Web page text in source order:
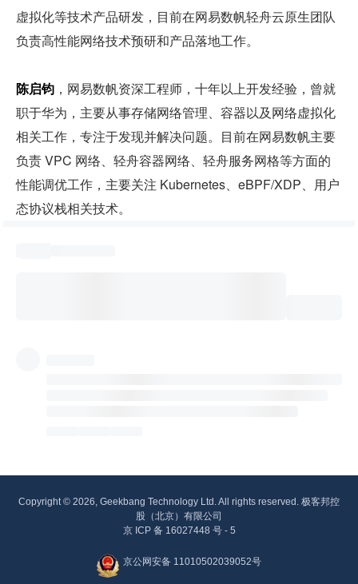
虚拟化等技术产品研发，目前在网易数帆轻舟云原生团队
负责高性能网络技术预研和产品落地工作。
陈启钧 ，网易数帆资深工程师，十年以上开发经验，曾就
职于华为，主要从事存储网络管理、容器以及网络虚拟化
相关工作，专注于发现并解决问题。目前在网易数帆主要
负责 VPC 网络、轻舟容器网络、轻舟服务网格等方面的
性能调优工作，主要关注 Kubernetes、eBPF/XDP、用户
态协议栈相关技术。
Copyright © 2026, Geekbang Technology Ltd. All rights reserved. 极客邦控
股（北京）有限公司
京 ICP 备 16027448 号 - 5
京公网安备 11010502039052号